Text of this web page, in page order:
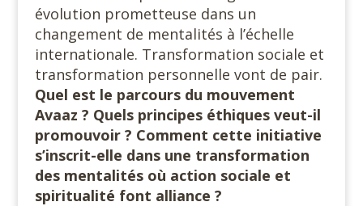
évolution prometteuse dans un
changement de mentalités à l’échelle
internationale. Transformation sociale et
transformation personnelle vont de pair.
Quel est le parcours du mouvement
Avaaz ? Quels principes éthiques veut-il
promouvoir ? Comment cette initiative
s’inscrit-elle dans une transformation
des mentalités où action sociale et
spiritualité font alliance ?